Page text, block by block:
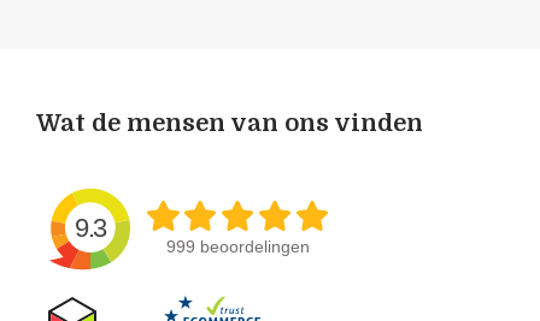
Wat de mensen van ons vinden
9.3
999 beoordelingen